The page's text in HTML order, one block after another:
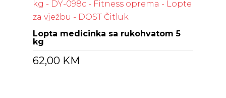
Lopta medicinka sa rukohvatom 5
kg
62,00 KM